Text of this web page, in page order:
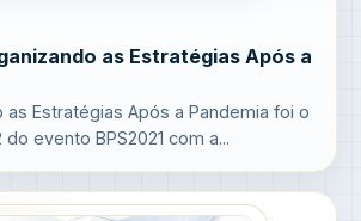
as Estratégias Após a
as Estratégias Após a Pandemia foi o
evento BPS2021 com a...